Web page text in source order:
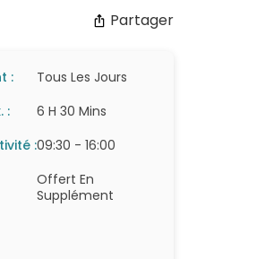
Partager
:
Tous Les Jours
:
6 H 30 Mins
:09:30 - 16:00
Offert En
Supplément